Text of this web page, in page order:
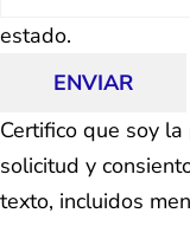
estado.
ENVIAR
Certifico que soy
solicitud y
texto, incluidos